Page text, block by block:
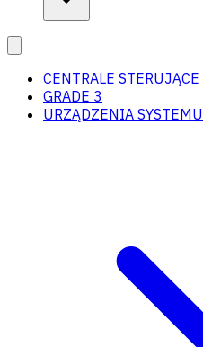
CENTRALE STERUJĄCE
GRADE 3
URZĄDZENIA SYSTEMU